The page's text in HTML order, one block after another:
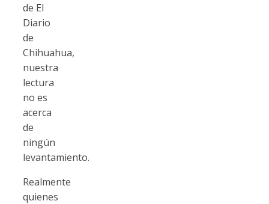
de El
Diario
de
Chihuahua,
nuestra
lectura
no es
acerca
de
ningún
levantamiento.
Realmente
quienes